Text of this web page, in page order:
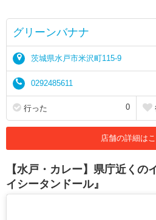
グリーンバナナ
茨城県水戸市米沢町115-9
0292485611
行った 0
店舗の詳細は
【水戸・カレー】県庁近くの
イシータンドール』